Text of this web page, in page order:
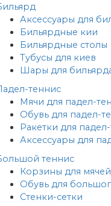
Аксессуары для
Бильярдные кии
Бильярдные столы
Тубусы для киев
Шары для
теннис
Мячи для падел-
Обувь для падел-
Ракетки для
Аксессуары для
теннис
Корзины для мячей
Обувь для
Стенки-сетки